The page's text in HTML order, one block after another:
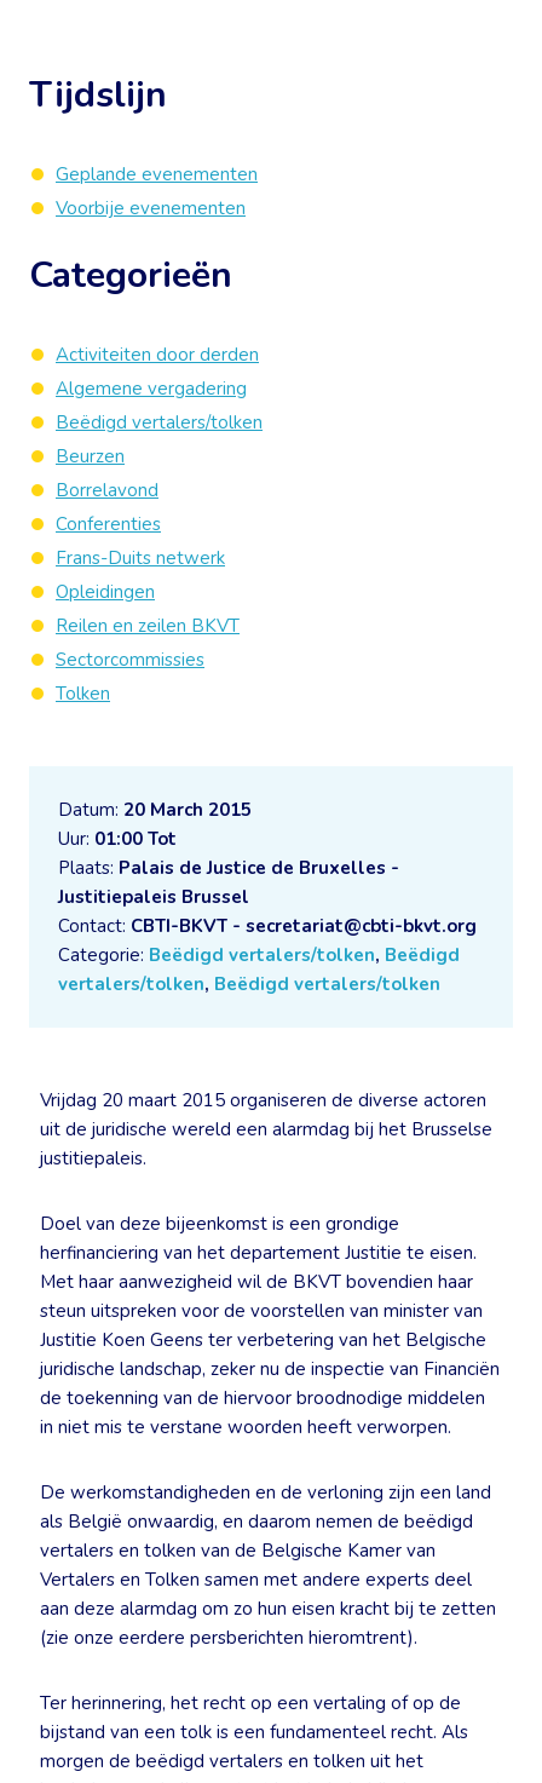
Datum: 20 March 2015
Uur: 01:00 Tot
Plaats: Palais de Justice de Bruxelles -
Justitiepaleis Brussel
Contact: CBTI-BKVT - secretariat@cbti-bkvt.org
Categorie: Beëdigd vertalers/tolken, Beëdigd
vertalers/tolken, Beëdigd vertalers/tolken
Vrijdag 20 maart 2015 organiseren de diverse actoren
uit de juridische wereld een alarmdag bij het Brusselse
justitiepaleis.
Doel van deze bijeenkomst is een grondige
herfinanciering van het departement Justitie te eisen.
Met haar aanwezigheid wil de BKVT bovendien haar
steun uitspreken voor de voorstellen van minister van
Justitie Koen Geens ter verbetering van het Belgische
juridische landschap, zeker nu de inspectie van Financiën
de toekenning van de hiervoor broodnodige middelen
in niet mis te verstane woorden heeft verworpen.
De werkomstandigheden en de verloning zijn een land
als België onwaardig, en daarom nemen de beëdigd
vertalers en tolken van de Belgische Kamer van
Vertalers en Tolken samen met andere experts deel
aan deze alarmdag om zo hun eisen kracht bij te zetten
(zie onze eerdere persberichten hieromtrent).
Ter herinnering, het recht op een vertaling of op de
bijstand van een tolk is een fundamenteel recht. Als
morgen de beëdigd vertalers en tolken uit het
Tijdslijn
Geplande evenementen
Voorbije evenementen
Categorieën
Activiteiten door derden
Algemene vergadering
Beëdigd vertalers/tolken
Beurzen
Borrelavond
Conferenties
Frans-Duits netwerk
Opleidingen
Reilen en zeilen BKVT
Sectorcommissies
Tolken